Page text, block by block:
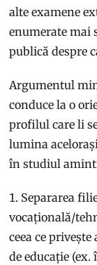
alte examene
enumerate mai
publică despre
Argumentul
conduce la o
profilul care li
lumina
în studiul
Separarea
vocațională/
ceea ce
de educație